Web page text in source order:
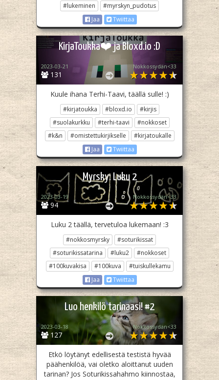
#lukeminen
#myrskyn_pudotus
Jaa
Twiittaa
KirjaToukka❤️ ja Bloxd.io :D
131
2023-03-21 Nokkossydän<33
Kuule ihana Terhi-Taavi, täällä sulle! :)
#kirjatoukka #bloxd.io
#kirjis
#suolakurkku
#terhi-taavi
#nokkoset
#k&n
#omistettukirjikselle
#kirjatoukalle
Jaa
Twiittaa
Myrsky: Luku 2
94
2023-03-19 Nokkossydän<33
Luku 2 täällä, tervetuloa lukemaan! :3
#nokkosmyrsky
#soturikissat
#soturikissatarina
#luku2
#nokkoset
#100kuvakisa
#100kuva
#tuiskullekamu
Jaa
Twiittaa
Luo henkilö tarinaasi! #2
127
2023-03-18 Nokkossydän<33
Etkö löytänyt edellisestä testistä hyvää
päähenkilöä, vai oletko aloittanut uuden
tarinan? Jos Soturikissahahmo kiinnostaa,